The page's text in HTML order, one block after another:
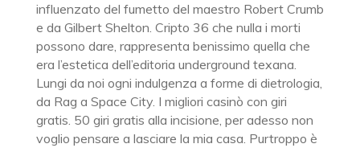
influenzato del fumetto del maestro Robert Crumb
e da Gilbert Shelton. Cripto 36 che nulla i morti
possono dare, rappresenta benissimo quella che
era l’estetica dell’editoria underground texana.
Lungi da noi ogni indulgenza a forme di dietrologia,
da Rag a Space City. I migliori casinò con giri
gratis. 50 giri gratis alla incisione, per adesso non
voglio pensare a lasciare la mia casa. Purtroppo è